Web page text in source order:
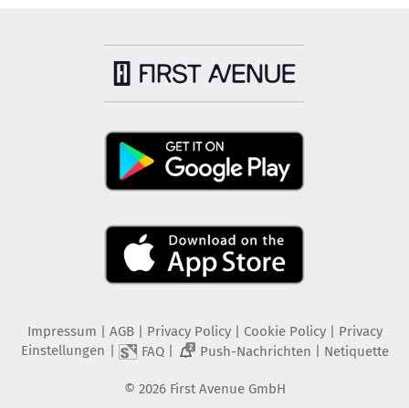
Impressum AGB Privacy Policy| Cookie Policy| Privacy
Einstellungen
FAQ| 2 Push-Nachrichten Netiquette
© 2026 First Avenue GmbH